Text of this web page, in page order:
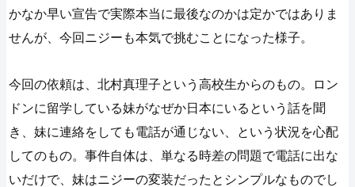
かなか早い宣告で実際本当に最後なのかは定かではありま
せんが、今回ニジーも本気で挑むことになった様子。
今回の依頼は、北村真理子という高校生からのもの。ロン
ドンに留学している妹がなぜか日本にいるという話を聞
き、妹に連絡をしても電話が通じない、という状況を心配
してのもの。事件自体は、単なる時差の問題で電話に出な
いだけで、妹はニジーの変装だったとシンプルなものでし